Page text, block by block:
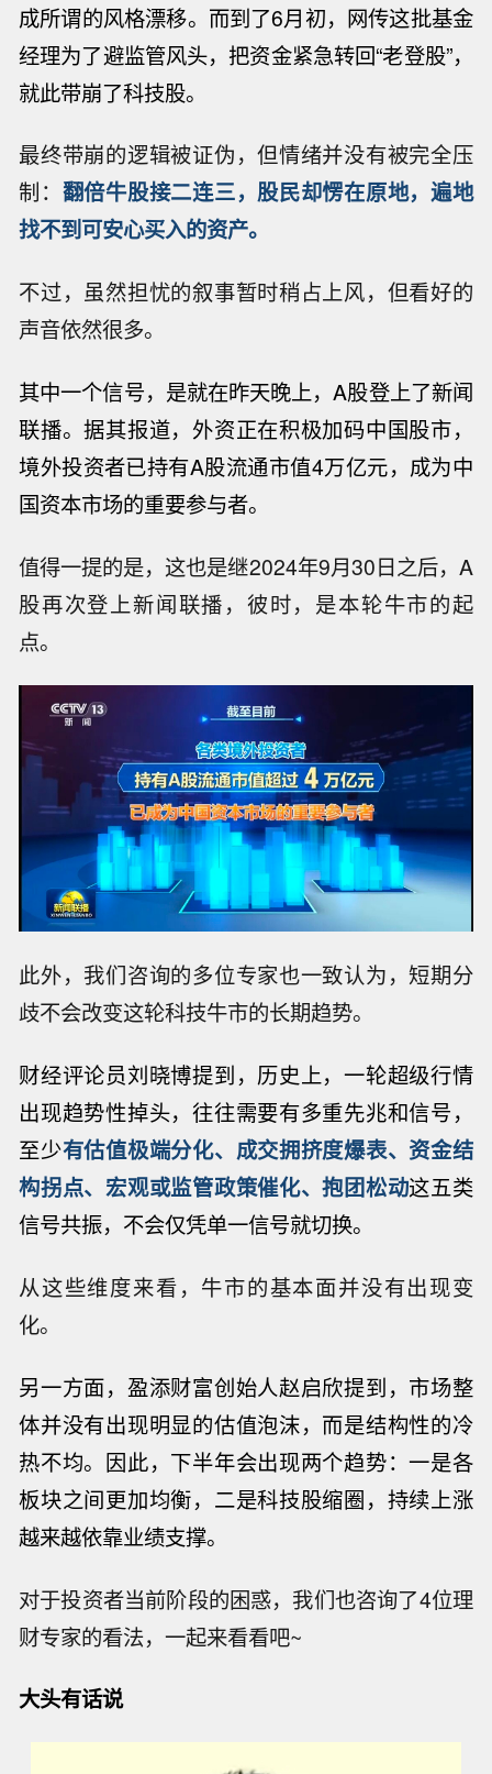
成所谓的风格漂移。而到了6月初，网传这批基金
经理为了避监管风头，把资金紧急转回“老登股”，
就此带崩了科技股。
最终带崩的逻辑被证伪，但情绪并没有被完全压
制： 翻倍牛股接二连三，股民却愣在原地，遍地
找不到可安心买入的资产。
不过，虽然担忧的叙事暂时稍占上风，但看好的
声音依然很多。
其中一个信号，是就在昨天晚上，A股登上了新闻
联播。据其报道，外资正在积极加码中国股市，
境外投资者已持有A股流通市值4万亿元，成为中
国资本市场的重要参与者。
值得一提的是，这也是继2024年9月30日之后，A
股再次登上新闻联播，彼时，是本轮牛市的起
点。
此外，我们咨询的多位专家也一致认为，短期分
歧不会改变这轮科技牛市的长期趋势。
财经评论员刘晓博提到， 历史上，一轮超级行情
出现趋势性掉头，往往需要有多重先兆和信号，
至少有估值极端分化、成交拥挤度爆表、资金结
构拐点、宏观或监管政策催化、抱团松动这五类
信号共振，不会仅凭单一信号就切换。
从这些维度来看，牛市的基本面并没有出现变
化。
另一方面，盈添财富创始人赵启欣提到， 市场整
体并没有出现明显的估值泡沫， 而是结构性的冷
热不均。因此，下半年会出现两个趋势：一是各
板块之间更加均衡，二是科技股缩圈，持续上涨
越来越依靠业绩支撑。
对于投资者当前阶段的困惑，我们也咨询了4位理
财专家的看法，一起来看看吧~
大头有话说